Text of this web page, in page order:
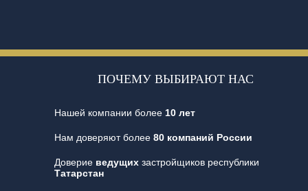
ПОЧЕМУ ВЫБИРАЮТ НАС
Нашей компании более 10 лет
Нам доверяют более 80 компаний России
Доверие ведущихзастройщиков республики
Татарстан